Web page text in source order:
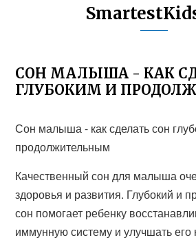
СОН МАЛЫША - КАК
ГЛУБОКИМ И
Сон малыша - как сделать сон
продолжительным
Качественный сон для малыша
здоровья и развития. Глубокий и
сон помогает ребенку
иммунную систему и улучшать его